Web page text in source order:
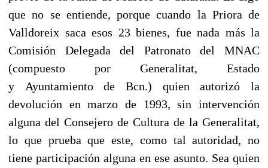
que no se entiende, porque cuando la Priora de
Valldoreix saca esos 23 bienes, fue nada más la
Comisión Delegada del Patronato del MNAC
(compuesto por Generalitat, Estado
y Ayuntamiento de Bcn.) quien autorizó la
devolución en marzo de 1993, sin intervención
alguna del Consejero de Cultura de la Generalitat,
lo que prueba que este, como tal autoridad, no
tiene participación alguna en ese asunto. Sea quien